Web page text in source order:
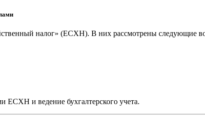
налог» (ЕСХН). В них рассмотрены следующие
ЕСХН и ведение бухгалтерского учета.